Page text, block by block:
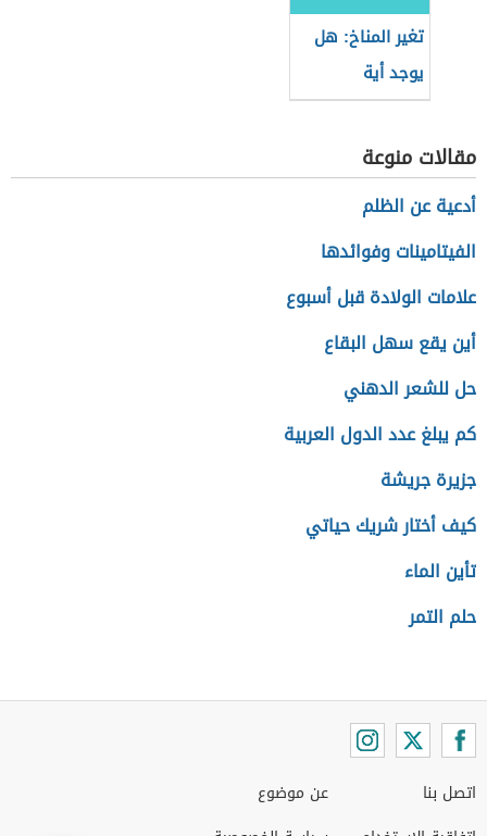
تغير المناخ: هل
يوجد أية
إيجابيات؟
مقالات منوعة
أدعية عن الظلم
الفيتامينات وفوائدها
علامات الولادة قبل أسبوع
أين يقع سهل البقاع
حل للشعر الدهني
كم يبلغ عدد الدول العربية
جزيرة جريشة
كيف أختار شريك حياتي
تأين الماء
حلم التمر
اتصل بنا
عن موضوع